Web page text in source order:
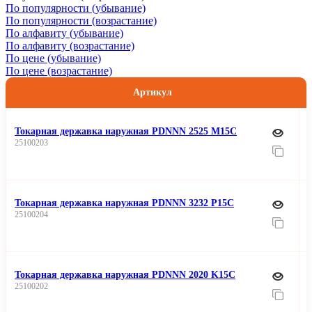
По популярности (убывание)
По популярности (возрастание)
По алфавиту (убывание)
По алфавиту (возрастание)
По цене (убывание)
По цене (возрастание)
Артикул
Токарная державка наружная PDNNN 2525 M15C
25100203
Токарная державка наружная PDNNN 3232 P15C
25100204
Токарная державка наружная PDNNN 2020 K15C
25100202